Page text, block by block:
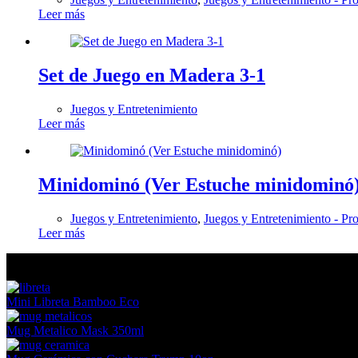
Leer más
Set de Juego en Madera 3-1
Juegos y Entretenimiento
Leer más
Minidominó (Ver Estuche
Juegos y Entretenimiento, Juegos y Entretenimiento -
Leer más
Mini Libreta Bamboo Eco
Mug Metalico Mask 350ml